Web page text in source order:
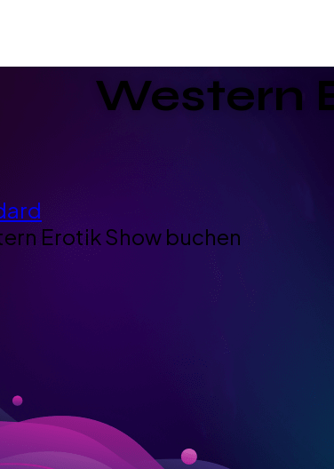
Western
Erotik Show buchen